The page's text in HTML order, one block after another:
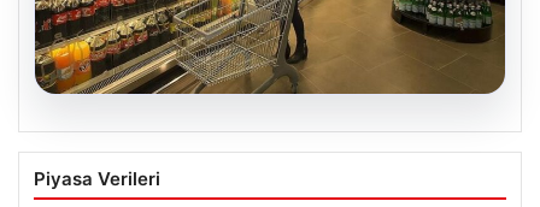
Enflasyon verileri ne zaman
açıklanacak? 2026 TÜİK mart ayı
Piyasa Verileri